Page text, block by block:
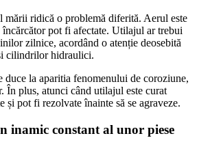
mării ridică o problemă diferită. Aerul este
încărcător pot fi afectate. Utilajul ar trebui
zilnice, acordând o atenție deosebită
cilindrilor hidraulici.
duce la aparitia fenomenului de coroziune,
În plus, atunci când utilajul este curat
și pot fi rezolvate înainte să se agraveze.
inamic constant al unor piese